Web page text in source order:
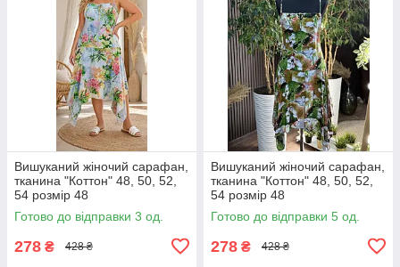
Вишуканий жіночий сарафан,
тканина "Коттон" 48, 50, 52,
54 розмір 48
Готово до відправки 3 од.
278 ₴ 428 ₴
Вишуканий жіночий сарафан,
тканина "Коттон" 48, 50, 52,
54 розмір 48
Готово до відправки 5 од.
278 ₴ 428 ₴